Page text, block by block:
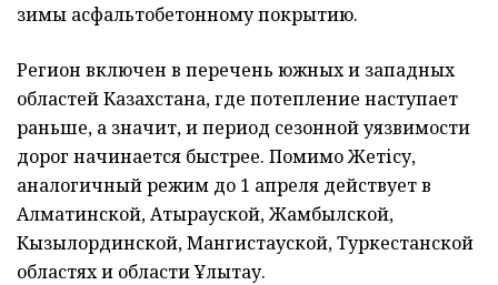
зимы асфальтобетонному покрытию.
Регион включен в перечень южных и западных
областей Казахстана, где потепление наступает
раньше, а значит, и период сезонной уязвимости
дорог начинается быстрее. Помимо Жетісу,
аналогичный режим до 1 апреля действует в
Алматинской, Атырауской, Жамбылской,
Кызылординской, Мангистауской, Туркестанской
областях и области Ұлытау.